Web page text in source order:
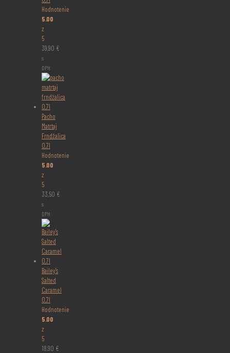
Hodnotenie
5.00
z
5
39,90 €
s
DPH
Pacho
Matrtaj
Frndžalica
0,7l
Hodnotenie
5.00
z
5
33,50 €
s
DPH
Bailey's
Salted
Caramel
0,7l
Hodnotenie
5.00
z
5
18,90 €